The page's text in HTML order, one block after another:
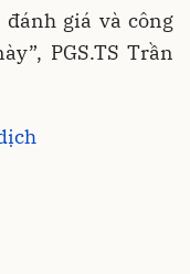
giá và công
PGS.TS Trần